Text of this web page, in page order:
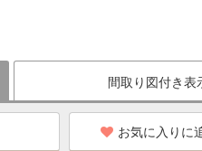
間取り図付き表
お気に入りに